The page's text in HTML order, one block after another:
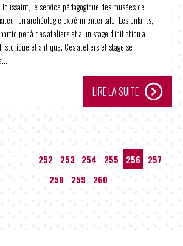
le service pédagogique des musées de
en archéologie expérimententale. Les enfants,
à des ateliers et à un stage d’initiation à
et antique. Ces ateliers et stage se
LIRE LA SUITE
252 253 254 255 256
257
258
259 260